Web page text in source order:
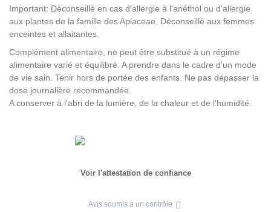
Important: Déconseillé en cas d'allergie à l'anéthol ou d'allergie
aux plantes de la famille des Apiaceae. Déconseillé aux femmes
enceintes et allaitantes.
Complément alimentaire, ne peut être substitué à un régime
alimentaire varié et équilibré. A prendre dans le cadre d’un mode
de vie sain. Tenir hors de portée des enfants. Ne pas dépasser la
dose journalière recommandée.
A conserver à l'abri de la lumière, de la chaleur et de l'humidité.
Voir l'attestation de confiance
Avis soumis à un contrôle